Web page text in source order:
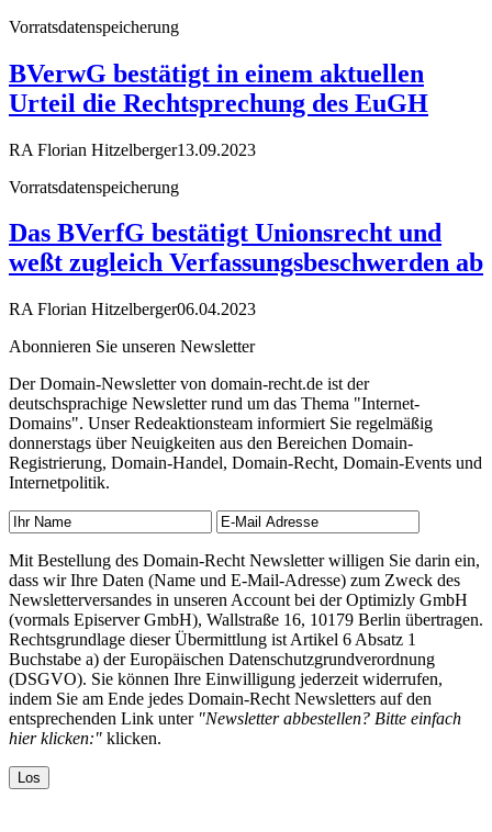
Vorratsdatenspeicherung
BVerwG bestätigt in einem aktuellen
Urteil die Rechtsprechung des EuGH
RA Florian Hitzelberger13.09.2023
Vorratsdatenspeicherung
Das BVerfG bestätigt Unionsrecht und
weßt zugleich Verfassungsbeschwerden ab
RA Florian Hitzelberger06.04.2023
Abonnieren Sie unseren Newsletter
Der Domain-Newsletter von domain-recht.de ist der
deutschsprachige Newsletter rund um das Thema "Internet-
Domains". Unser Redeaktionsteam informiert Sie regelmäßig
donnerstags über Neuigkeiten aus den Bereichen Domain-
Registrierung, Domain-Handel, Domain-Recht, Domain-Events und
Internetpolitik.
Mit Bestellung des Domain-Recht Newsletter willigen Sie darin ein,
dass wir Ihre Daten (Name und E-Mail-Adresse) zum Zweck des
Newsletterversandes in unseren Account bei der Optimizly GmbH
(vormals Episerver GmbH), Wallstraße 16, 10179 Berlin übertragen.
Rechtsgrundlage dieser Übermittlung ist Artikel 6 Absatz 1
Buchstabe a) der Europäischen Datenschutzgrundverordnung
(DSGVO). Sie können Ihre Einwilligung jederzeit widerrufen,
indem Sie am Ende jedes Domain-Recht Newsletters auf den
entsprechenden Link unter "Newsletter abbestellen? Bitte einfach
hier klicken:" klicken.